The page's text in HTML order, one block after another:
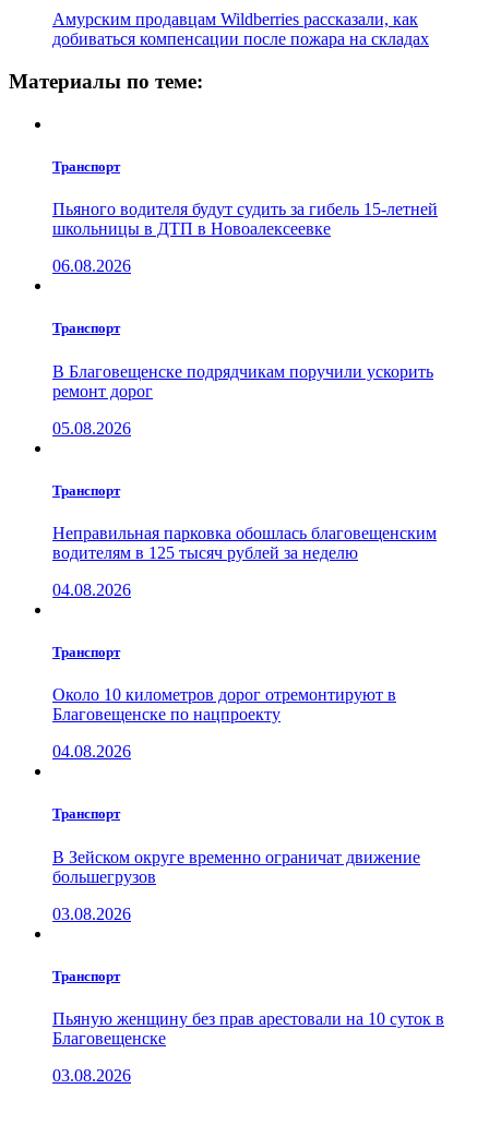
Амурским продавцам Wildberries рассказали, как
добиваться компенсации после пожара на складах
Материалы по теме:
Транспорт
Пьяного водителя будут судить за гибель 15-летней
школьницы в ДТП в Новоалексеевке
06.08.2026
Транспорт
В Благовещенске подрядчикам поручили ускорить
ремонт дорог
05.08.2026
Транспорт
Неправильная парковка обошлась благовещенским
водителям в 125 тысяч рублей за неделю
04.08.2026
Транспорт
Около 10 километров дорог отремонтируют в
Благовещенске по нацпроекту
04.08.2026
Транспорт
В Зейском округе временно ограничат движение
большегрузов
03.08.2026
Транспорт
Пьяную женщину без прав арестовали на 10 суток в
Благовещенске
03.08.2026